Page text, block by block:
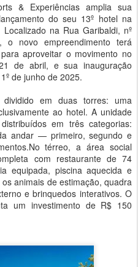
& Experiências amplia sua
do seu 13º hotel na
na Rua Garibaldi, nº
novo empreendimento terá
aproveitar o movimento no
de abril, e sua inauguração
de junho de 2025.
em duas torres: uma
ao hotel. A unidade
em três categorias:
andar — primeiro, segundo e
térreo, a área social
com restaurante de 74
equipada, piscina aquecida e
animais de estimação, quadra
e brinquedos interativos. O
um investimento de R$ 150